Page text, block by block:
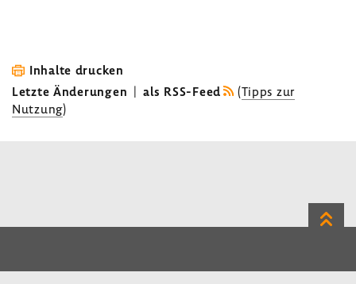
Inhalte drucken
Letzte Änderungen | als RSS-Feed (Tipps zur
Nutzung)
Zum